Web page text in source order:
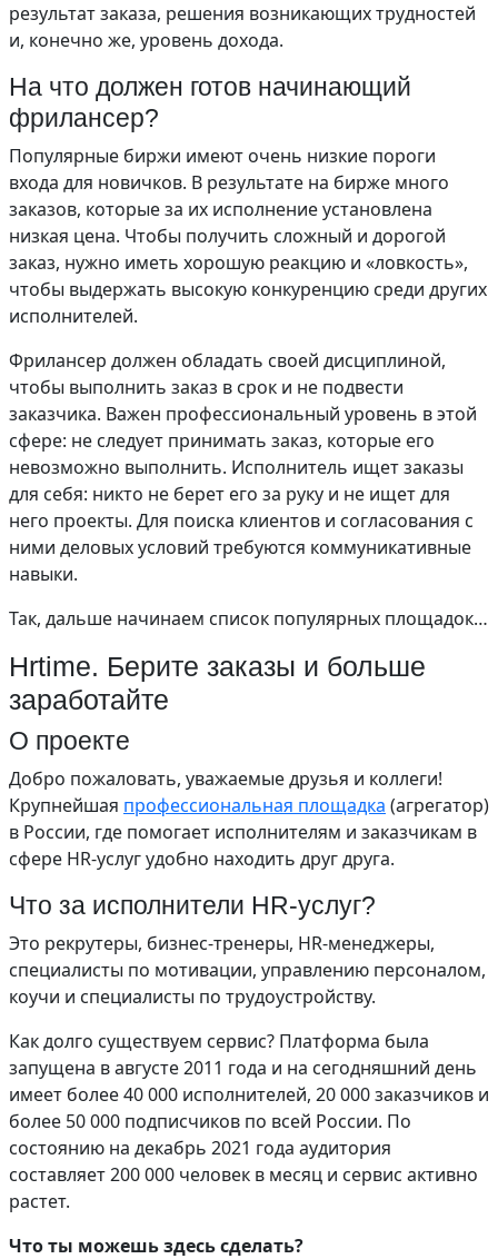
результат заказа, решения возникающих трудностей
и, конечно же, уровень дохода.
На что должен готов начинающий
фрилансер?
Популярные биржи имеют очень низкие пороги
входа для новичков. В результате на бирже много
заказов, которые за их исполнение установлена
низкая цена. Чтобы получить сложный и дорогой
заказ, нужно иметь хорошую реакцию и «ловкость»,
чтобы выдержать высокую конкуренцию среди других
исполнителей.
Фрилансер должен обладать своей дисциплиной,
чтобы выполнить заказ в срок и не подвести
заказчика. Важен профессиональный уровень в этой
сфере: не следует принимать заказ, которые его
невозможно выполнить. Исполнитель ищет заказы
для себя: никто не берет его за руку и не ищет для
него проекты. Для поиска клиентов и согласования с
ними деловых условий требуются коммуникативные
навыки.
Так, дальше начинаем список популярных площадок…
Hrtime. Берите заказы и больше
заработайте
О проекте
Добро пожаловать, уважаемые друзья и коллеги!
Крупнейшая профессиональная площадка (агрегатор)
в России, где помогает исполнителям и заказчикам в
сфере HR-услуг удобно находить друг друга.
Что за исполнители HR-услуг?
Это рекрутеры, бизнес-тренеры, HR-менеджеры,
специалисты по мотивации, управлению персоналом,
коучи и специалисты по трудоустройству.
Как долго существуем сервис? Платформа была
запущена в августе 2011 года и на сегодняшний день
имеет более 40 000 исполнителей, 20 000 заказчиков и
более 50 000 подписчиков по всей России. По
состоянию на декабрь 2021 года аудитория
составляет 200 000 человек в месяц и сервис активно
растет.
Что ты можешь здесь сделать?